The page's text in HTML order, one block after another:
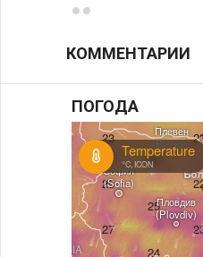
КОММЕНТАРИИ
ПОГОДА